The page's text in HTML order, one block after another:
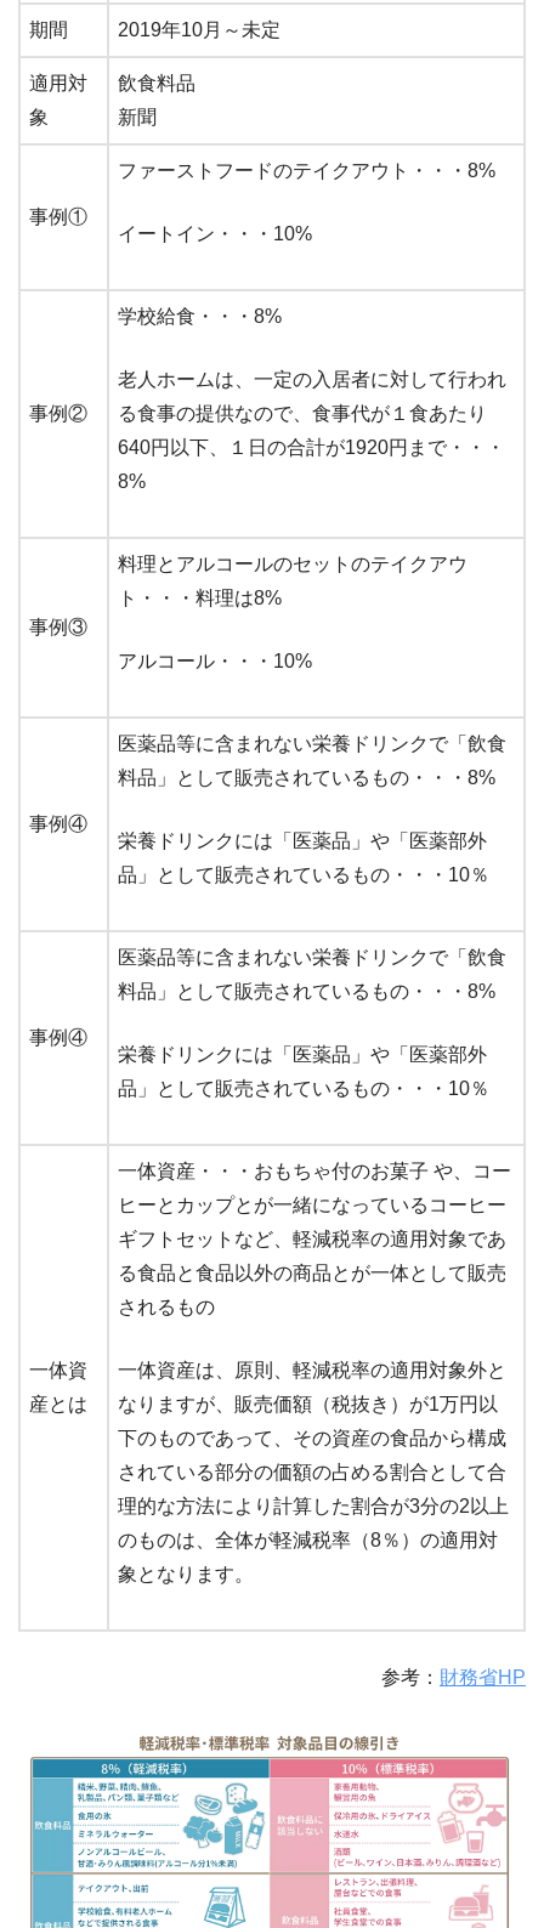
期間 2019年10月～未定
適用対
象
飲食料品
新聞
事例①
ファーストフードのテイクアウト・・・8%
イートイン・・・10%
事例②
学校給食・・・8%
老人ホームは、一定の入居者に対して行われ
る食事の提供なので、食事代が１食あたり
640円以下、１日の合計が1920円まで・・・
8%
事例③
料理とアルコールのセットのテイクアウ
ト・・・料理は8%
アルコール・・・10%
事例④
医薬品等に含まれない栄養ドリンクで「飲食
料品」として販売されているもの・・・8%
栄養ドリンクには「医薬品」や「医薬部外
品」として販売されているもの・・・10％
事例④
医薬品等に含まれない栄養ドリンクで「飲食
料品」として販売されているもの・・・8%
栄養ドリンクには「医薬品」や「医薬部外
品」として販売されているもの・・・10％
一体資
産とは
一体資産・・・おもちゃ付のお菓子 や、コー
ヒーとカップとが一緒になっているコーヒー
ギフトセットなど、軽減税率の適用対象であ
る食品と食品以外の商品とが一体として販売
されるもの
一体資産は、原則、軽減税率の適用対象外と
なりますが、販売価額（税抜き）が1万円以
下のものであって、その資産の食品から構成
されている部分の価額の占める割合として合
理的な方法により計算した割合が3分の2以上
のものは、全体が軽減税率（8％）の適用対
象となります。
参考： 財務省HP